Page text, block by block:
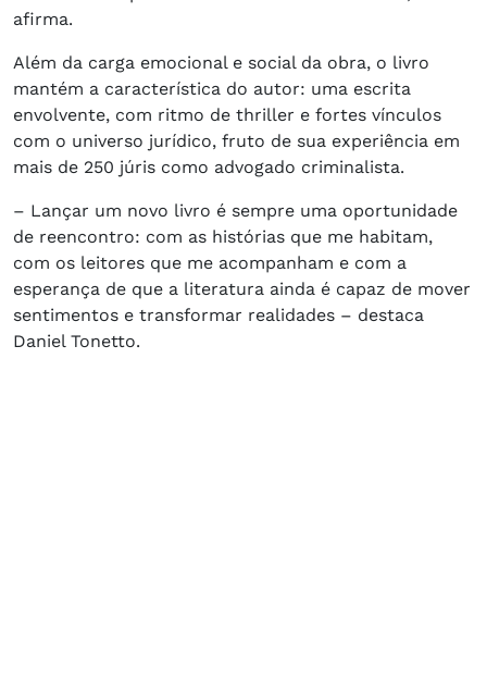
afirma.
Além da carga emocional e social da obra, o livro
mantém a característica do autor: uma escrita
envolvente, com ritmo de thriller e fortes vínculos
com o universo jurídico, fruto de sua experiência em
mais de 250 júris como advogado criminalista.
– Lançar um novo livro é sempre uma oportunidade
de reencontro: com as histórias que me habitam,
com os leitores que me acompanham e com a
esperança de que a literatura ainda é capaz de mover
sentimentos e transformar realidades – destaca
Daniel Tonetto.